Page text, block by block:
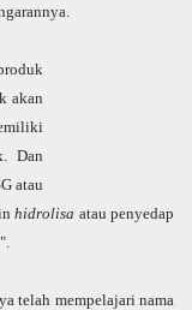
akan
Dan
atau
hidrolisa atau penyedap
telah mempelajari nama